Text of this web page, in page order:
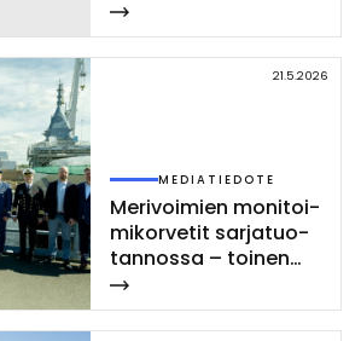
21.5.2026
MEDIATIEDOTE
Me­ri­voi­mien mo­ni­toi­
mi­kor­ve­tit sar­ja­tuo­
tan­nos­sa – toi­nen
Poh­jan­maa-luo­kan
kor­vet­ti las­ket­tiin ve­
sil­le Rau­mal­la